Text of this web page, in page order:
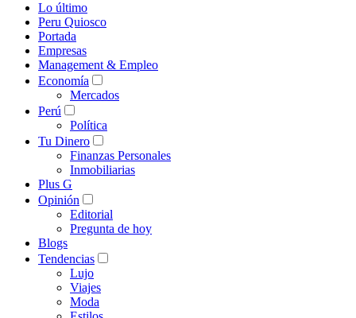
Lo último
Peru Quiosco
Portada
Empresas
Management & Empleo
Economía
Mercados
Perú
Política
Tu Dinero
Finanzas Personales
Inmobiliarias
Plus G
Opinión
Editorial
Pregunta de hoy
Blogs
Tendencias
Lujo
Viajes
Moda